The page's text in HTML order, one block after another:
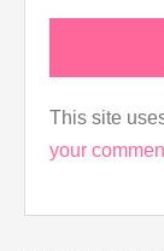
This site
your